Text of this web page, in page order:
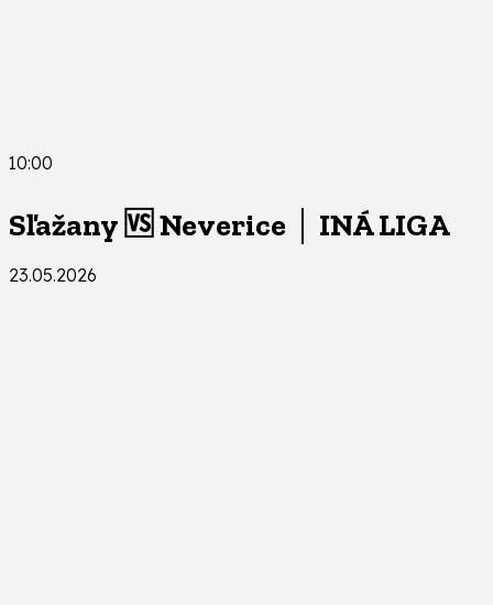
10:00
Sľažany 🆚 Neverice │ INÁ LIGA
23.05.2026